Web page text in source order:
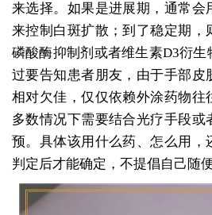
来选择。如果是进展期，通常会
来控制白斑扩散；到了稳定期，
磷酸酶抑制剂或者维生素D3衍
过要告知患者朋友，由于手部皮
相对欠佳，仅仅依赖外涂药物往
多数情况下需要结合光疗手段或
预。具体该用什么药、怎么用，
判定后才能确定，不提倡自己随